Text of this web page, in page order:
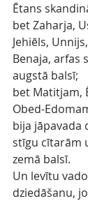
Ētans
bet Zaharja,
Jehiēls,
Benaja, arfas
augstā balsī;
bet Matitjam,
Obed-
bija jāpavada
stīgu cītarām
zemā balsī.
Un levītu
dziedāšanu,